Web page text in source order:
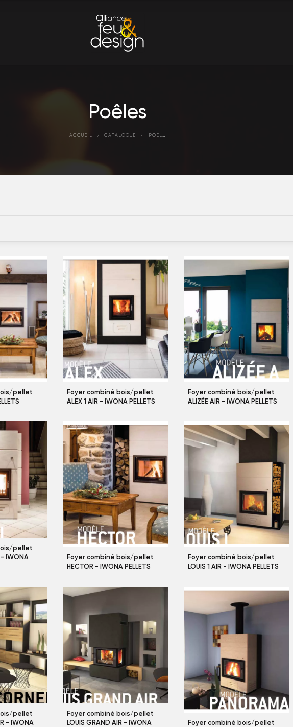
Poêles
ACCUEIL CATALOGUE POÊLES
pellet
Foyer combiné bois/pellet
ALEX 1 AIR - IWONA PELLETS
Foyer combiné bois/pellet
ALIZÉE AIR - IWONA PELLETS
pellet
- IWONA
Foyer combiné bois/pellet
HECTOR - IWONA PELLETS
Foyer combiné bois/pellet
LOUIS 1 AIR - IWONA PELLETS
pellet
- IWONA
Foyer combiné bois/pellet
LOUIS GRAND AIR - IWONA
Foyer combiné bois/pellet